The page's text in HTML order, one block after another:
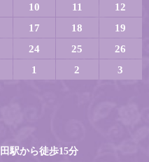
10 11
12
17 18
19
24 25
26
1 2 3
駅から徒歩15分